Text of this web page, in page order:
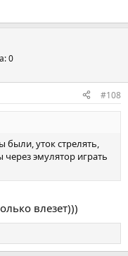
0
#108
уток стрелять,
эмулятор играть
влезет)))